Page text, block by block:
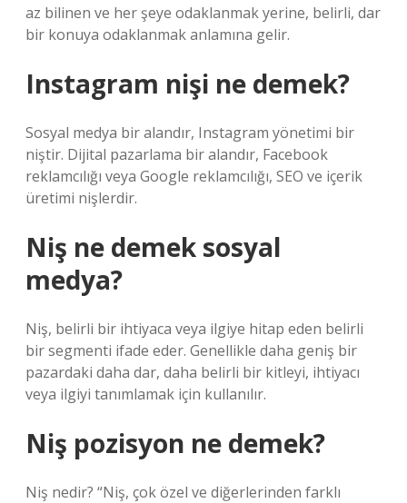
az bilinen ve her şeye odaklanmak yerine, belirli, dar
bir konuya odaklanmak anlamına gelir.
Instagram nişi ne demek?
Sosyal medya bir alandır, Instagram yönetimi bir
niştir. Dijital pazarlama bir alandır, Facebook
reklamcılığı veya Google reklamcılığı, SEO ve içerik
üretimi nişlerdir.
Niş ne demek sosyal
medya?
Niş, belirli bir ihtiyaca veya ilgiye hitap eden belirli
bir segmenti ifade eder. Genellikle daha geniş bir
pazardaki daha dar, daha belirli bir kitleyi, ihtiyacı
veya ilgiyi tanımlamak için kullanılır.
Niş pozisyon ne demek?
Niş nedir? “Niş, çok özel ve diğerlerinden farklı